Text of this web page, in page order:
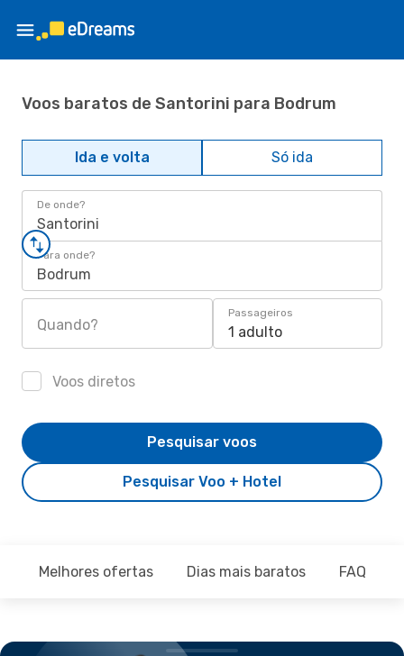
Voos baratos de Santorini para Bodrum
Ida e volta Só ida
De onde?
Santorini
Para onde?
Bodrum
Quando?
Passageiros
1 adulto
Voos diretos
Pesquisar Voo + Hotel
Pesquisar voos
Melhores ofertas Dias mais baratos FAQ